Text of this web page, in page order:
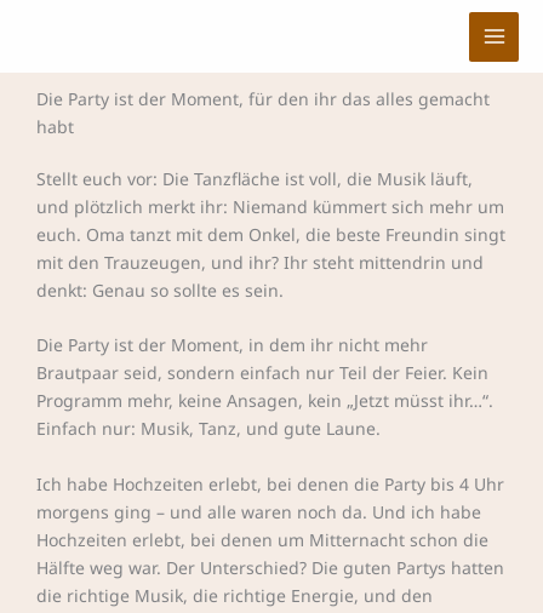
springen
Die Party ist der Moment, für den ihr das alles gemacht
habt
Stellt euch vor: Die Tanzfläche ist voll, die Musik läuft,
und plötzlich merkt ihr: Niemand kümmert sich mehr um
euch. Oma tanzt mit dem Onkel, die beste Freundin singt
mit den Trauzeugen, und ihr? Ihr steht mittendrin und
denkt: Genau so sollte es sein.
Die Party ist der Moment, in dem ihr nicht mehr
Brautpaar seid, sondern einfach nur Teil der Feier. Kein
Programm mehr, keine Ansagen, kein „Jetzt müsst ihr…“.
Einfach nur: Musik, Tanz, und gute Laune.
Ich habe Hochzeiten erlebt, bei denen die Party bis 4 Uhr
morgens ging – und alle waren noch da. Und ich habe
Hochzeiten erlebt, bei denen um Mitternacht schon die
Hälfte weg war. Der Unterschied? Die guten Partys hatten
die richtige Musik, die richtige Energie, und den